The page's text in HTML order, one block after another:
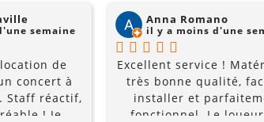
semaine
de
concert à
Staff réactif,
! Je
Anna Romano
il y a moins d'une
Excellent service !
très bonne qualité,
installer et
fonctionnel. Le